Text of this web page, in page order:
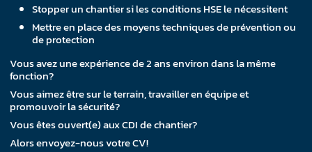
Stopper un chantier si les conditions HSE le nécessitent
Mettre en place des moyens techniques de prévention ou
de protection
Vous avez une expérience de 2 ans environ dans la même
fonction?
Vous aimez être sur le terrain, travailler en équipe et
promouvoir la sécurité?
Vous êtes ouvert(e) aux CDI de chantier?
Alors envoyez-nous votre CV!